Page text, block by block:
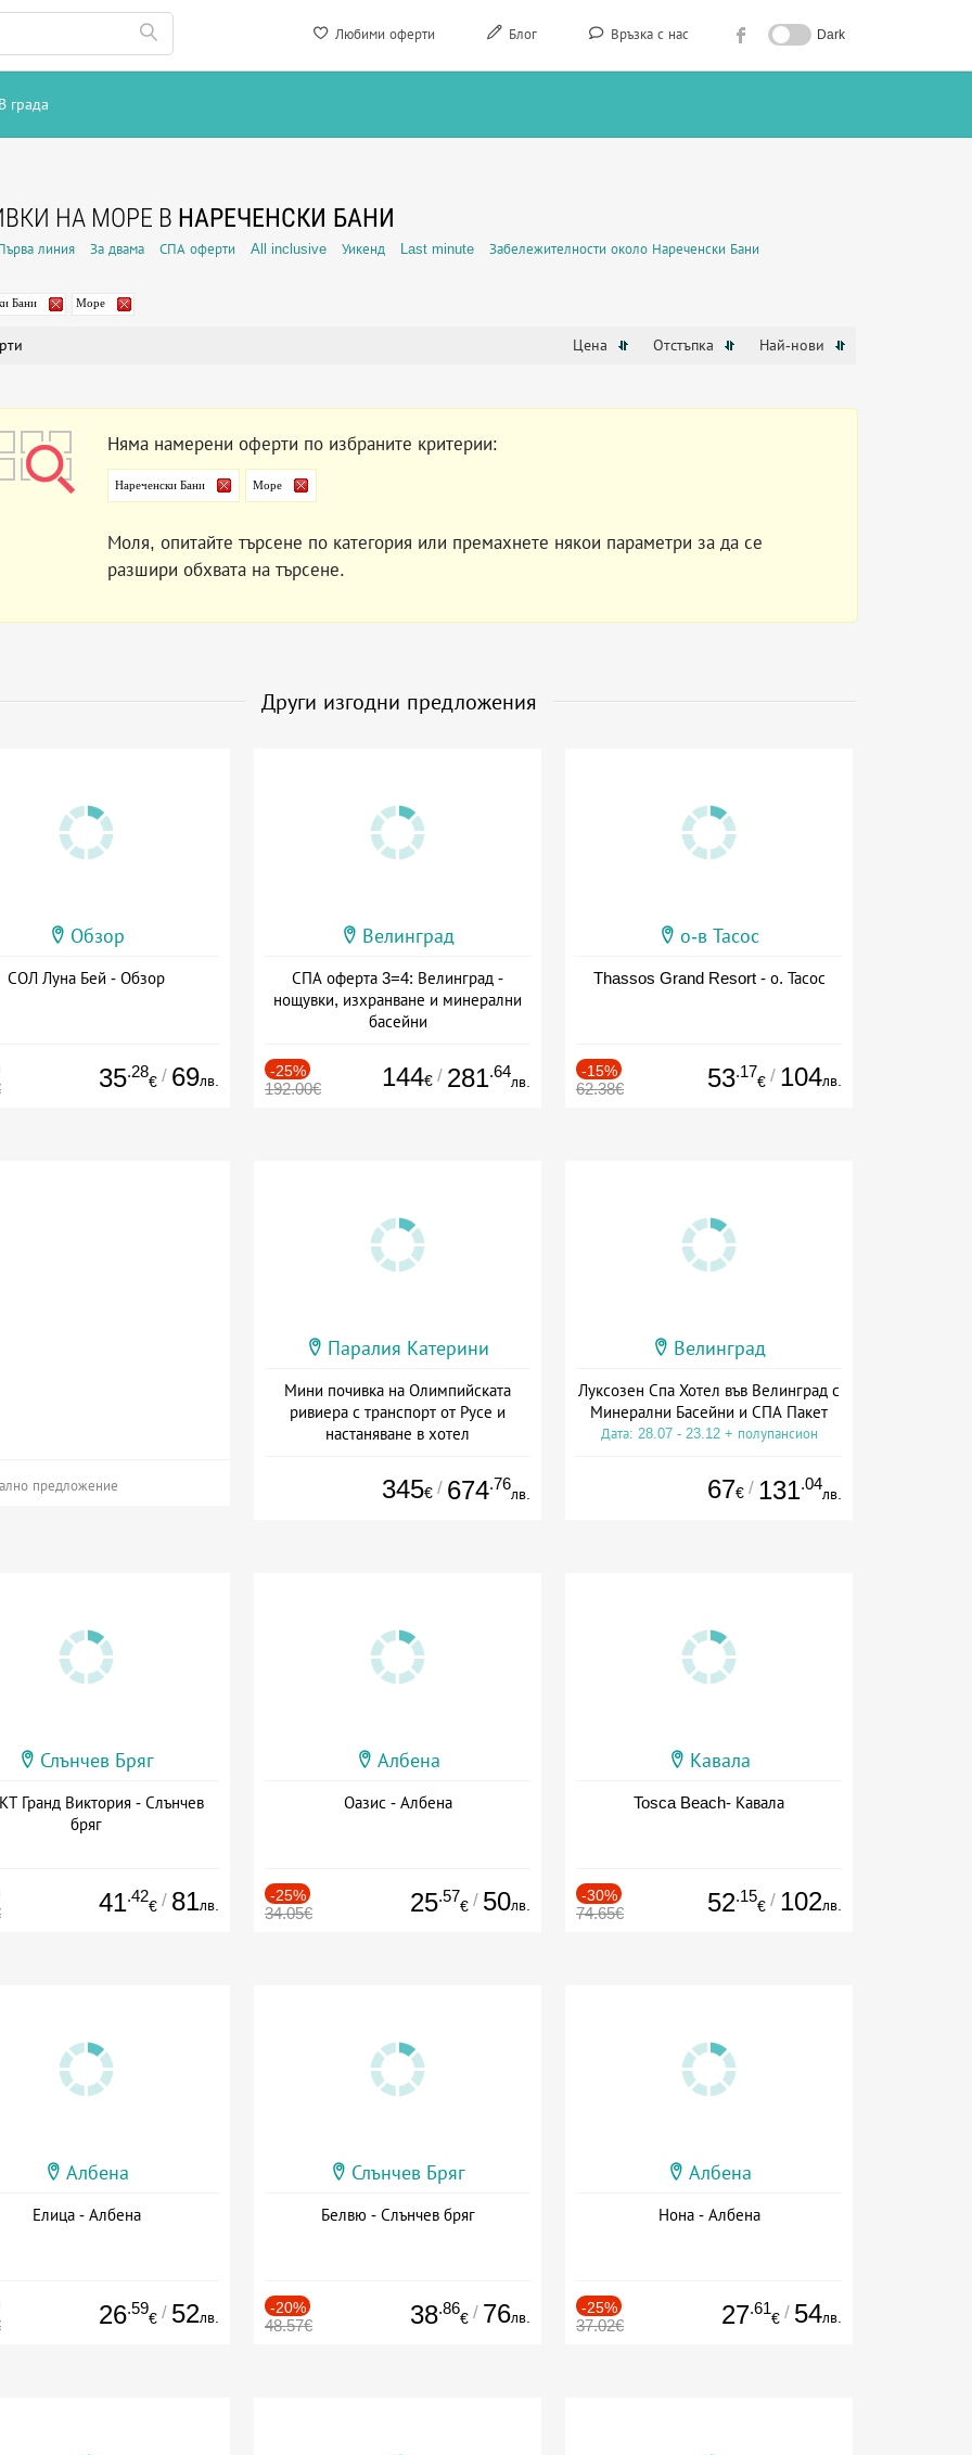
Любими оферти Блог Връзка с нас Dark
В града
НА МОРЕ В НАРЕЧЕНСКИ БАНИ
линия За двама СПА оферти All inclusive Уикенд Last minute Забележителности около Нареченски Бани
Бани Море
Цена Отстъпка Най-нови
Няма намерени оферти по избраните критерии:
Нареченски Бани Море
Моля, опитайте търсене по категория или премахнете някои параметри за да се
разшири обхвата на търсене.
Други изгодни предложения
Обзор
СОЛ Луна Бей - Обзор
35.28
€ / 69лв.
Велинград
СПА оферта 3=4: Велинград -
нощувки, изхранване и минерални
басейни
-25%
192.00€ 144€ / 281.64
лв.
о-в Тасос
Thassos Grand Resort - о. Тасос
-15%
62.38€ 53.17
€ / 104лв.
предложение
Паралия Катерини
Мини почивка на Олимпийската
ривиера с транспорт от Русе и
настаняване в хотел
345€ / 674.76
лв.
Велинград
Луксозен Спа Хотел във Велинград с
Минерални Басейни и СПА Пакет
Дата: 28.07 - 23.12 + полупансион
67€ / 131.04
лв.
Слънчев Бряг
Гранд Виктория - Слънчев
бряг
41.42
€ / 81лв.
Албена
Оазис - Албена
-25%
34.05€ 25.57
€ / 50лв.
Кавала
Tosca Beach- Кавала
-30%
74.65€ 52.15
€ / 102лв.
Албена
Елица - Албена
26.59
€ / 52лв.
Слънчев Бряг
Белвю - Слънчев бряг
-20%
48.57€ 38.86
€ / 76лв.
Албена
Нона - Албена
-25%
37.02€ 27.61
€ / 54лв.